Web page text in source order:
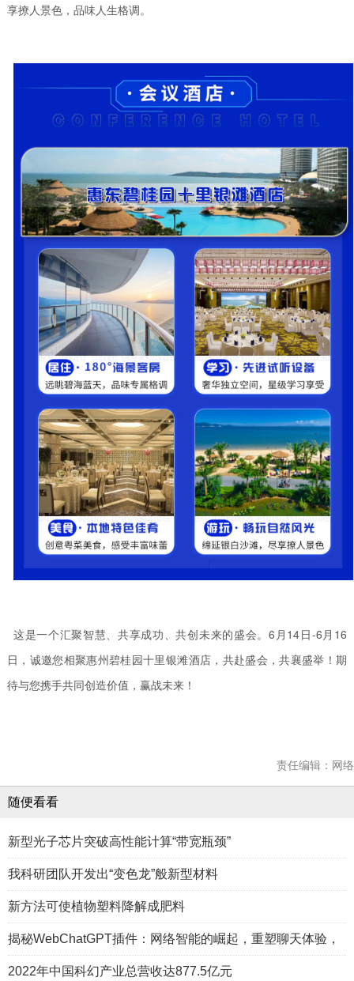
享撩人景色，品味人生格调。
这是一个汇聚智慧、共享成功、共创未来的盛会。6月14日-6月16
日，诚邀您相聚惠州碧桂园十里银滩酒店，共赴盛会，共襄盛举！期
待与您携手共同创造价值，赢战未来！
责任编辑：网络
随便看看
新型光子芯片突破高性能计算“带宽瓶颈”
我科研团队开发出“变色龙”般新型材料
新方法可使植物塑料降解成肥料
揭秘WebChatGPT插件：网络智能的崛起，重塑聊天体验，
2022年中国科幻产业总营收达877.5亿元